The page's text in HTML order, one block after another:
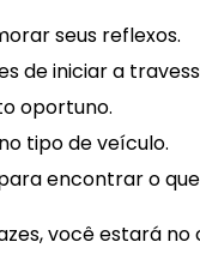
seus reflexos.
de iniciar a
oportuno.
tipo de veículo.
encontrar o
você estará